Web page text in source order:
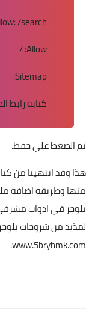
/search
Allow: /
Sitemap:
كتابه رابط
ثم الضغط علي حفظ.
هذا وقد انتهينا من
منها وطريقه اضافه
لمذيد من شروحات
www.5bryhmk.com
.